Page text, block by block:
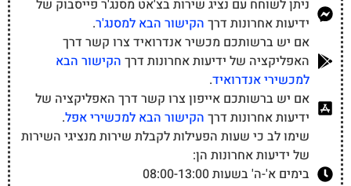
ניתן לשוחח עם נציג שירות בצ'אט מסנג'ר פייסבוק של
ידיעות אחרונות דרך הקישור הבא למסנג'ר.
אם יש ברשותכם מכשיר אנדרואיד צרו קשר דרך
האפליקציה של ידיעות אחרונות דרך הקישור הבא
למכשירי אנדרואיד.
אם יש ברשותכם אייפון צרו קשר דרך האפליקציה של
ידיעות אחרונות דרך הקישור הבא למכשירי אפל.
שימו לב כי שעות הפעילות לקבלת שירות מנציגי השירות
של ידיעות אחרונות הן:
בימים א'-ה' בשעות 08:00-13:00